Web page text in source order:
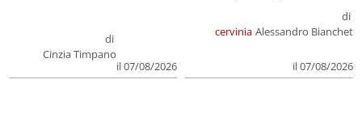
di
Cinzia Timpano
il 07/08/2026
cervinia
di
Alessandro Bianchet
il 07/08/2026